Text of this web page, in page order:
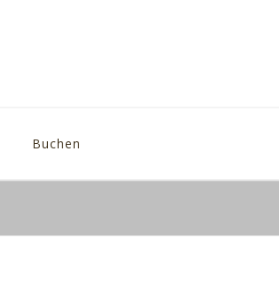
Buchen